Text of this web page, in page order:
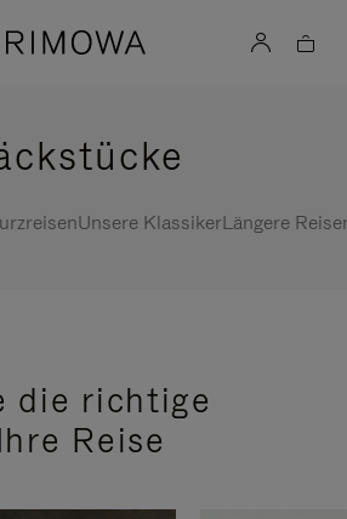
Unsere KlassikerLängere
die richtige
Reise